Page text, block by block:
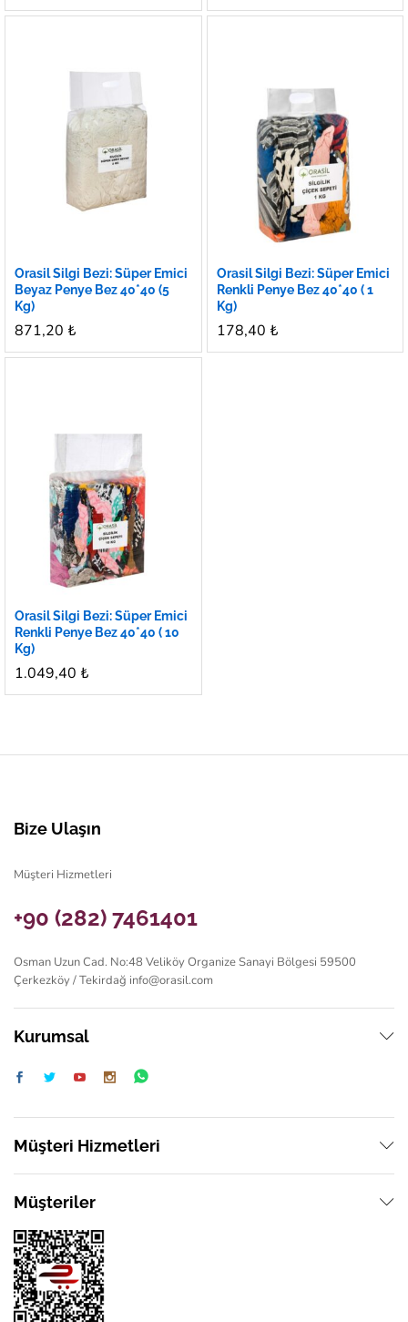
Orasil Silgi Bezi: Süper Emici
Beyaz Penye Bez 40*40 (5
Kg)
871,20 ₺
Orasil Silgi Bezi: Süper Emici
Renkli Penye Bez 40*40 ( 1
Kg)
178,40 ₺
Orasil Silgi Bezi: Süper Emici
Renkli Penye Bez 40*40 ( 10
Kg)
1.049,40 ₺
Bize Ulaşın
Müşteri Hizmetleri
+90 (282) 7461401
Osman Uzun Cad. No:48 Veliköy Organize Sanayi Bölgesi 59500
Çerkezköy / Tekirdağ info@orasil.com
Kurumsal
Müşteri Hizmetleri
Müşteriler